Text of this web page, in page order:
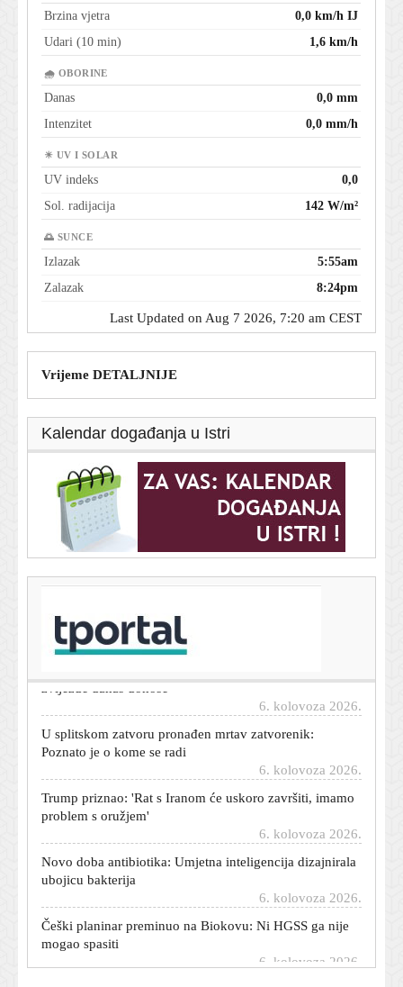
Brzina vjetra
0,0 km/h IJ
Udari (10 min)
1,6 km/h
🌧 OBORINE
Danas
0,0 mm
Intenzitet
0,0 mm/h
☀ UV I SOLAR
UV indeks
0,0
Sol. radijacija
142 W/m²
🌅 SUNCE
Izlazak
5:55am
Zalazak
8:24pm
Last Updated on Aug 7 2026, 7:20 am CEST
Vrijeme DETALJNIJE
Kalendar događanja u Istri
Dnevni horoskop za 7. kolovoza 2026. - što vam
zvijezde danas donose
Poznato je o kome se radi
problem s oružjem'
ubojicu bakterija
mogao spasiti